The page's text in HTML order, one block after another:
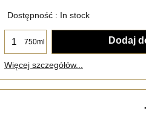
Dostępność : In stock
750ml Dodaj
Więcej szczegółów...